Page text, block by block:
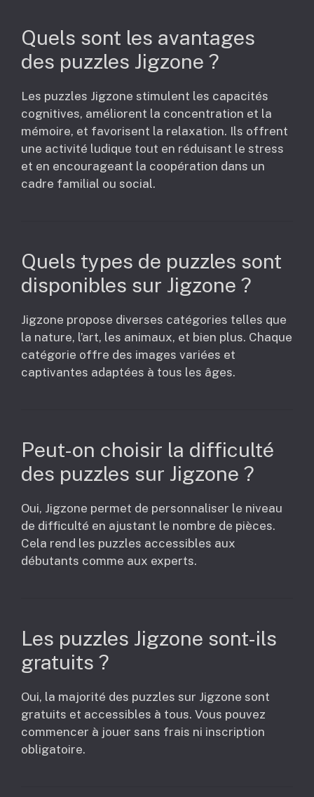
Quels sont les avantages
des puzzles Jigzone ?
Les puzzles Jigzone stimulent les capacités
cognitives, améliorent la concentration et la
mémoire, et favorisent la relaxation. Ils offrent
une activité ludique tout en réduisant le stress
et en encourageant la coopération dans un
cadre familial ou social.
Quels types de puzzles sont
disponibles sur Jigzone ?
Jigzone propose diverses catégories telles que
la nature, l’art, les animaux, et bien plus. Chaque
catégorie offre des images variées et
captivantes adaptées à tous les âges.
Peut-on choisir la difficulté
des puzzles sur Jigzone ?
Oui, Jigzone permet de personnaliser le niveau
de difficulté en ajustant le nombre de pièces.
Cela rend les puzzles accessibles aux
débutants comme aux experts.
Les puzzles Jigzone sont-ils
gratuits ?
Oui, la majorité des puzzles sur Jigzone sont
gratuits et accessibles à tous. Vous pouvez
commencer à jouer sans frais ni inscription
obligatoire.